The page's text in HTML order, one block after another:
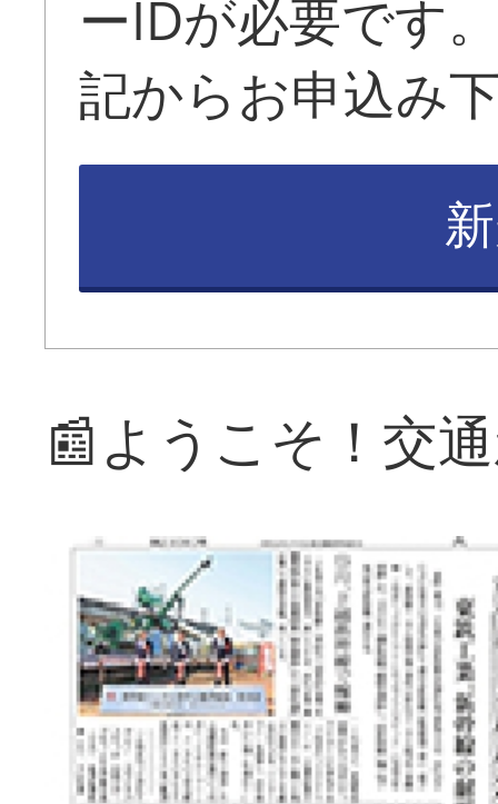
ーIDが必要です
記からお申込み
📰ようこそ！交